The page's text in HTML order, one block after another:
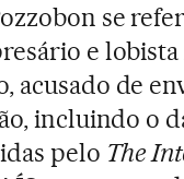
se
e
acusado de
incluindo o
pelo The